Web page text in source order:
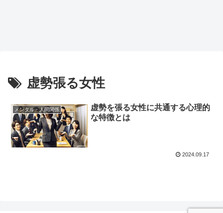
虚勢張る女性
メンタル・人間関係
虚勢を張る女性に共通する心理的
な特徴とは
2024.09.17